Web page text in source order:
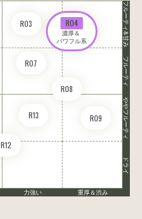
R03 R04
濃厚＆
パワフル系
R07
R08
R09
R12
R13
フルーティ&甘み
フルーティ
ややフルーティ
ドライ
力強い 重厚＆渋み